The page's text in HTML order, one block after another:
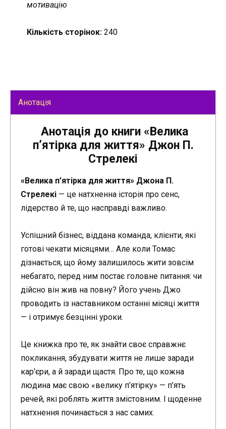
мотивацію
Кількість сторінок:240
Анотація
Анотація до книги «Велика
п’ятірка для життя» Джон П.
Стрелекі
«Велика п’ятірка для життя» Джона П.
Стрелекі — це натхненна історія про сенс,
лідерство й те, що насправді важливо.
Успішний бізнес, віддана команда, клієнти, які
готові чекати місяцями… Але коли Томас
дізнається, що йому залишилось жити зовсім
небагато, перед ним постає головне питання: чи
дійсно він жив на повну? Його учень Джо
проводить із наставником останні місяці життя
— і отримує безцінні уроки.
Це книжка про те, як знайти своє справжнє
покликання, збудувати життя не лише заради
кар’єри, а й заради щастя. Про те, що кожна
людина має свою «велику п’ятірку» — п’ять
речей, які роблять життя змістовним. І щоденне
натхнення починається з нас самих.